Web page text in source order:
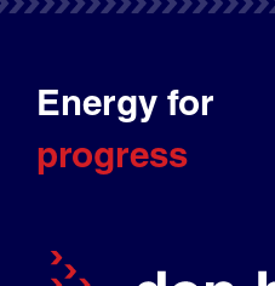
Energy for
progress